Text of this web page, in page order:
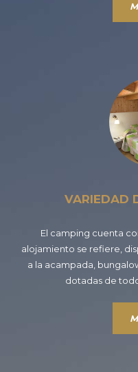
VARIEDAD
El camping cuenta
alojamiento se refiere,
a la acampada,
dotadas de